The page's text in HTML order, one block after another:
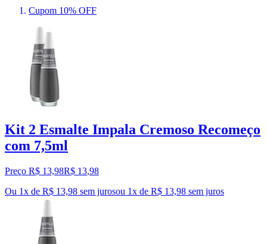
Cupom 10% OFF
Kit 2 Esmalte Impala Cremoso Recomeço
com 7,5ml
Preço R$ 13,98R$ 13,98
Ou 1x de R$ 13,98 sem jurosou 1x de R$ 13,98 sem juros